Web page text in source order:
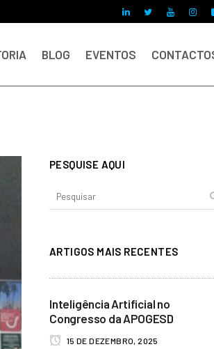
BLOG EVENTOS
PESQUISE AQUI
ARTIGOS MAIS RECENTES
Inteligência Artificial no
Congresso da APOGESD
15 DE DEZEMBRO, 2025